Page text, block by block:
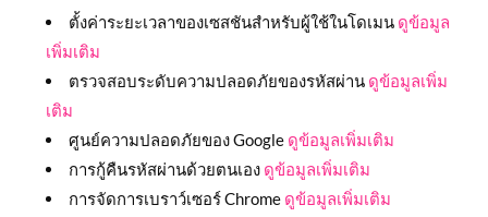
ตั้งค่าระยะเวลาของเซสชันสำหรับผู้ใช้ในโดเมน ดูข้อมูล
เพิ่มเติม
ตรวจสอบระดับความปลอดภัยของรหัสผ่าน ดูข้อมูลเพิ่ม
เติม
ศูนย์ความปลอดภัยของ Google ดูข้อมูลเพิ่มเติม
การกู้คืนรหัสผ่านด้วยตนเอง ดูข้อมูลเพิ่มเติม
การจัดการเบราว์เซอร์ Chrome ดูข้อมูลเพิ่มเติม